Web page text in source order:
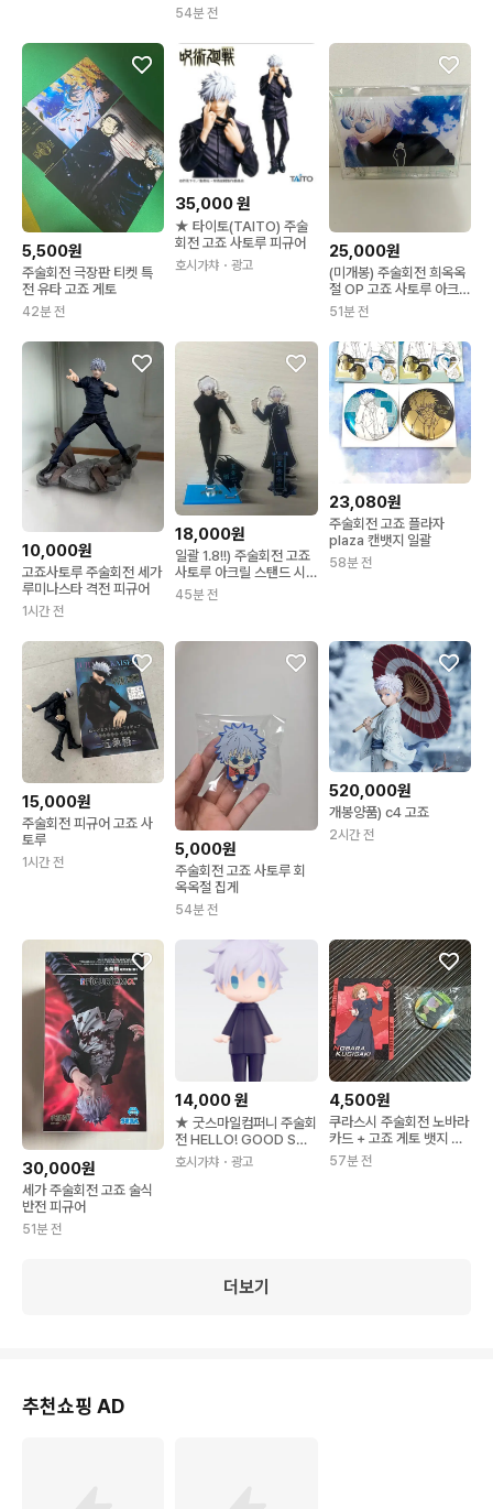
54분 전
5,500원
주술회전 극장판 티켓 특
전 유타 고죠 게토
42분 전
35,000원
★ 타이토(TAITO) 주술
회전 고죠 사토루 피규어
호시가챠 ・광고
25,000원
(미개봉) 주술회전 희옥옥
절 OP 고죠 사토루 아크릴
패널 판매합니당
51분 전
10,000원
고죠사토루 주술회전 세가
루미나스타 격전 피규어
1시간 전
18,000원
일괄 1.8!!) 주술회전 고죠
사토루 아크릴 스탠드 시
부야사변 쿵푸
45분 전
23,080원
주술회전 고죠 플라자
plaza 캔뱃지 일괄
58분 전
15,000원
주술회전 피규어 고죠 사
토루
1시간 전
5,000원
주술회전 고죠 사토루 회
옥옥절 집게
54분 전
520,000원
개봉양품) c4 고죠
2시간 전
30,000원
세가 주술회전 고죠 술식
반전 피규어
51분 전
14,000원
★ 굿스마일컴퍼니 주술회
전 HELLO! GOOD SMI
LE 고죠 사토루 언마스크
Ver. 피규어
호시가챠 ・광고
4,500원
쿠라스시 주술회전 노바라
카드 + 고죠 게토 뱃지 세
트
57분 전
더보기
추천쇼핑 AD